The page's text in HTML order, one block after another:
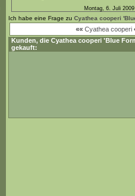
Montag, 6. Juli 2009
Ich habe eine Frage zu Cyathea cooperi
«« Cyathea cooperi
Kunden, die Cyathea cooperi 'Blue
gekauft: